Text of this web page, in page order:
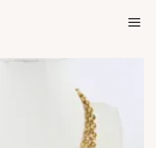
Aller à l'accueil de Crédit Municipal